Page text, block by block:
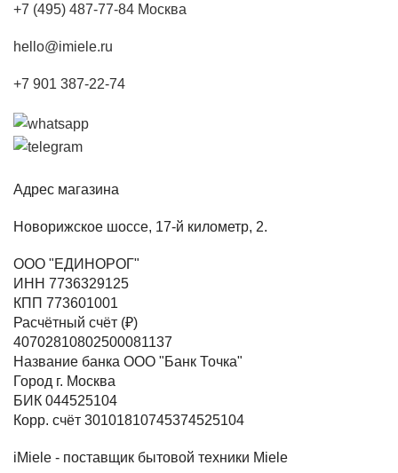
+7 (495) 487-77-84 Москва
hello@imiele.ru
+7 901 387-22-74
Адрес магазина
Новорижское шоссе, 17-й километр, 2.
ООО "ЕДИНОРОГ"
ИНН 7736329125
КПП 773601001
Расчётный счёт (₽)
40702810802500081137
Название банка ООО "Банк Точка"
Город г. Москва
БИК 044525104
Корр. счёт 30101810745374525104
iMiele - поставщик бытовой техники Miele